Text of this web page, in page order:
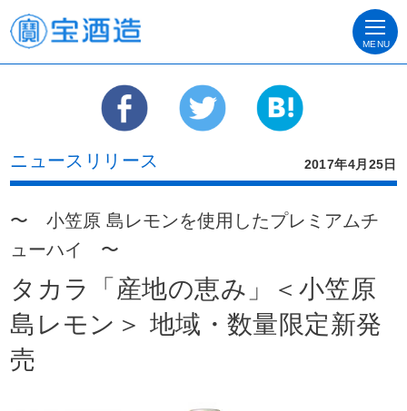
MENU
ニュースリリース 2017年4月25日
〜 小笠原 島レモンを使用したプレミアムチ
ューハイ 〜
タカラ「産地の恵み」＜小笠原
島レモン＞ 地域・数量限定新発
売